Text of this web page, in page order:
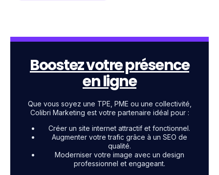
Boostez votre présence
en ligne
Que vous soyez une TPE, PME ou une collectivité,
Colibri Marketing est votre partenaire idéal pour :
Créer un site internet attractif et fonctionnel.
Augmenter votre trafic grâce à un SEO de
qualité.
Moderniser votre image avec un design
professionnel et engageant.